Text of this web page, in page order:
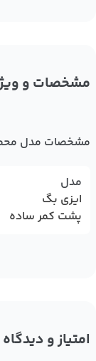
مشخصات و
مشخصات مدل
مدل
ایزی بگ
پشت کمر ساده
امتیاز و